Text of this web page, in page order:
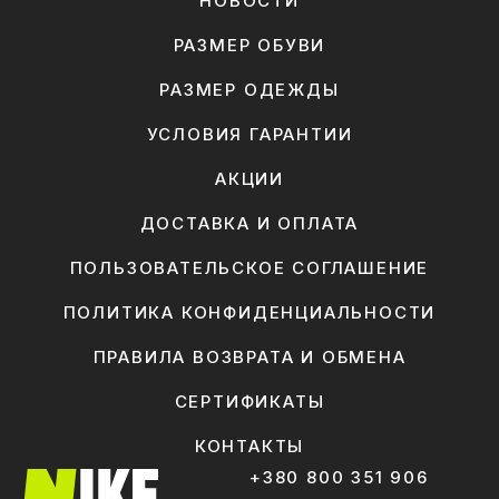
РАЗМЕР ОБУВИ
РАЗМЕР ОДЕЖДЫ
УСЛОВИЯ ГАРАНТИИ
АКЦИИ
ДОСТАВКА И ОПЛАТА
ПОЛЬЗОВАТЕЛЬСКОЕ СОГЛАШЕНИЕ
ПОЛИТИКА КОНФИДЕНЦИАЛЬНОСТИ
ПРАВИЛА ВОЗВРАТА И ОБМЕНА
СЕРТИФИКАТЫ
КОНТАКТЫ
+380 800 351 906